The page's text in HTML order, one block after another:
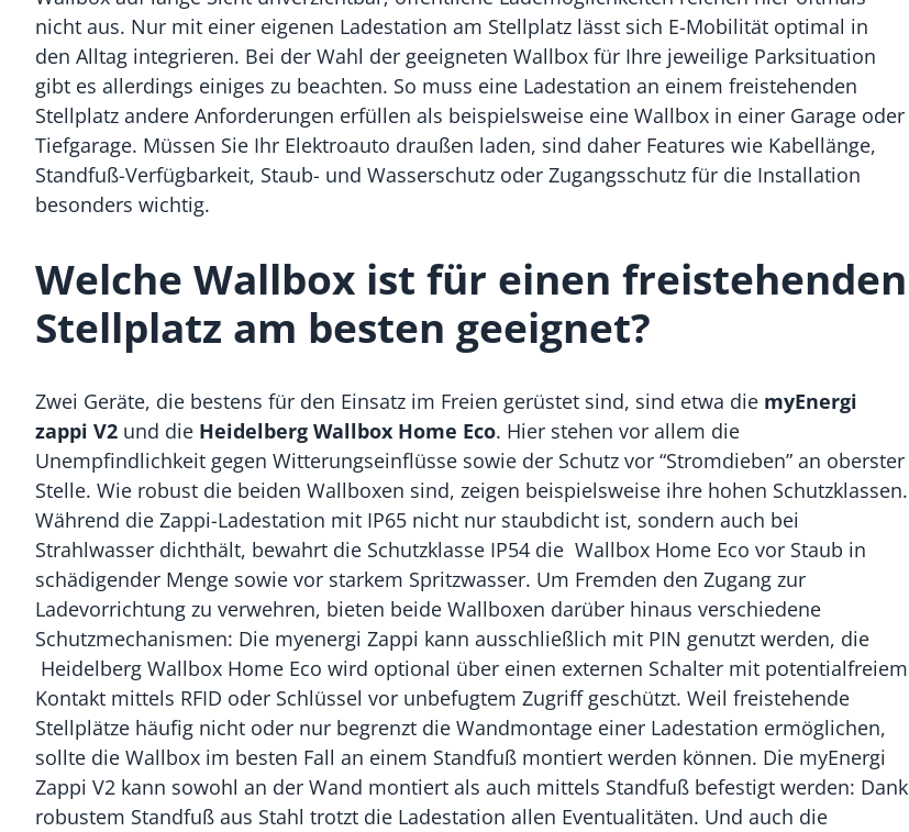
nicht aus. Nur mit einer eigenen Ladestation am Stellplatz lässt sich E-Mobilität optimal in
den Alltag integrieren. Bei der Wahl der geeigneten Wallbox für Ihre jeweilige Parksituation
gibt es allerdings einiges zu beachten. So muss eine Ladestation an einem freistehenden
Stellplatz andere Anforderungen erfüllen als beispielsweise eine Wallbox in einer Garage oder
Tiefgarage. Müssen Sie Ihr Elektroauto draußen laden, sind daher Features wie Kabellänge,
Standfuß-Verfügbarkeit, Staub- und Wasserschutz oder Zugangsschutz für die Installation
besonders wichtig.
Welche Wallbox ist für einen freistehenden
Stellplatz am besten geeignet?
Zwei Geräte, die bestens für den Einsatz im Freien gerüstet sind, sind etwa die myEnergi
zappi V2 und die Heidelberg Wallbox Home Eco. Hier stehen vor allem die
Unempfindlichkeit gegen Witterungseinflüsse sowie der Schutz vor “Stromdieben” an oberster
Stelle. Wie robust die beiden Wallboxen sind, zeigen beispielsweise ihre hohen Schutzklassen.
Während die Zappi-Ladestation mit IP65 nicht nur staubdicht ist, sondern auch bei
Strahlwasser dichthält, bewahrt die Schutzklasse IP54 die Wallbox Home Eco vor Staub in
schädigender Menge sowie vor starkem Spritzwasser. Um Fremden den Zugang zur
Ladevorrichtung zu verwehren, bieten beide Wallboxen darüber hinaus verschiedene
Schutzmechanismen: Die myenergi Zappi kann ausschließlich mit PIN genutzt werden, die
Heidelberg Wallbox Home Eco wird optional über einen externen Schalter mit potentialfreiem
Kontakt mittels RFID oder Schlüssel vor unbefugtem Zugriff geschützt. Weil freistehende
Stellplätze häufig nicht oder nur begrenzt die Wandmontage einer Ladestation ermöglichen,
sollte die Wallbox im besten Fall an einem Standfuß montiert werden können. Die myEnergi
Zappi V2 kann sowohl an der Wand montiert als auch mittels Standfuß befestigt werden: Dank
robustem Standfuß aus Stahl trotzt die Ladestation allen Eventualitäten. Und auch die